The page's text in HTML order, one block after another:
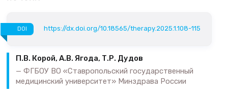
DOI https://dx.doi.org/10.18565/therapy.2025.1.108-115
П.В. Корой, А.В. Ягода, Т.Р. Дудов
ФГБОУ ВО «Ставропольский государственный
медицинский университет» Минздрава России